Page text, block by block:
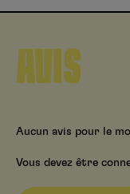
AVIS
Aucun avis pour le
Vous devez être